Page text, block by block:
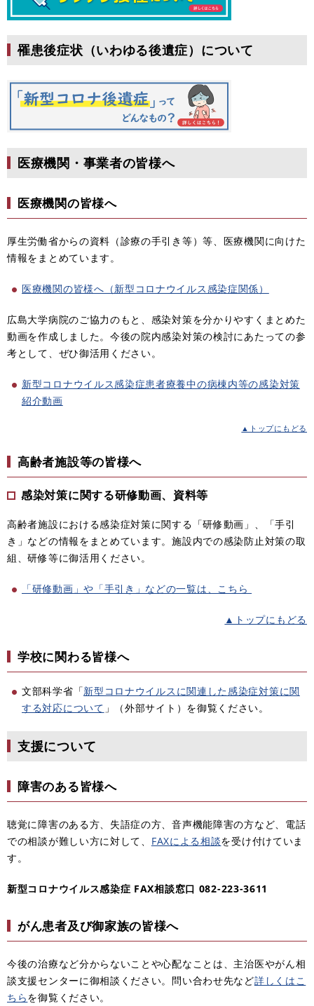
罹患後症状（いわゆる後遺症）について
医療機関・事業者の皆様へ
医療機関の皆様へ
厚生労働省からの資料（診療の手引き等）等、医療機関に向けた
情報をまとめています。
医療機関の皆様へ（新型コロナウイルス感染症関係）​
広島大学病院のご協力のもと、感染対策を分かりやすくまとめた
動画を作成しました。今後の院内感染対策の検討にあたっての参
考として、ぜひ御活用ください。
新型コロナウイルス感染症患者療養中の病棟内等の感染対策
紹介動画
▲トップにもどる
高齢者施設等の皆様へ
感染対策に関する研修動画、資料等
高齢者施設における感染症対策に関する「研修動画」、「手引
き」などの情報をまとめています。施設内での感染防止対策の取
組、研修等に御活用ください。
「研修動画」や「手引き」などの一覧は、こちら
▲トップにもどる
学校に関わる皆様へ
文部科学省「新型コロナウイルスに関連した感染症対策に関
する対応について 」（外部サイト）を御覧ください。
支援について
障害のある皆様へ
聴覚に障害のある方、失語症の方、音声機能障害の方など、電話
での相談が難しい方に対して、 FAXによる相談を受け付けていま
す。
新型コロナウイルス感染症 FAX相談窓口 082-223-3611
がん患者及び御家族の皆様へ
今後の治療など分からないことや心配なことは、主治医やがん相
談支援センターに御相談ください。問い合わせ先など詳しくはこ
ちらを御覧ください。